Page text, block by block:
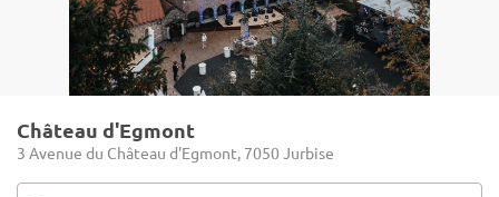
Château d'Egmont
3 Avenue du Château d'Egmont, 7050 Jurbise